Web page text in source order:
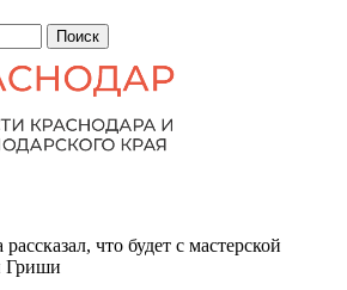
что будет с мастерской
Гриши